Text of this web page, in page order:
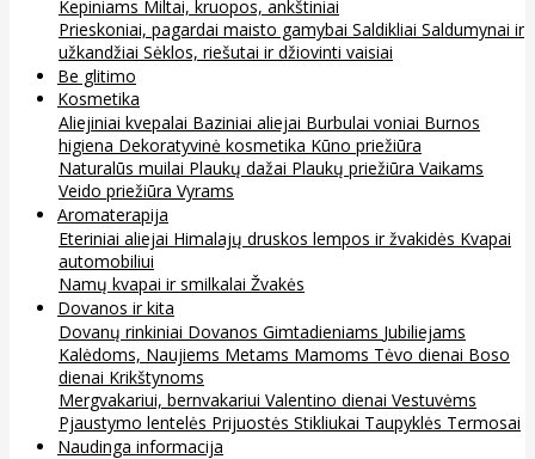
Kepiniams Miltai, kruopos, ankštiniai
Prieskoniai, pagardai maisto gamybai Saldikliai Saldumynai ir
užkandžiai Sėklos, riešutai ir džiovinti vaisiai
Be glitimo
Kosmetika
Aliejiniai kvepalai Baziniai aliejai Burbulai voniai Burnos
higiena Dekoratyvinė kosmetika Kūno priežiūra
Naturalūs muilai Plaukų dažai Plaukų priežiūra Vaikams
Veido priežiūra Vyrams
Aromaterapija
Eteriniai aliejai Himalajų druskos lempos ir žvakidės Kvapai
automobiliui
Namų kvapai ir smilkalai Žvakės
Dovanos ir kita
Dovanų rinkiniai Dovanos Gimtadieniams Jubiliejams
Kalėdoms, Naujiems Metams Mamoms Tėvo dienai Boso
dienai Krikštynoms
Mergvakariui, bernvakariui Valentino dienai Vestuvėms
Pjaustymo lentelės Prijuostės Stikliukai Taupyklės Termosai
Naudinga informacija